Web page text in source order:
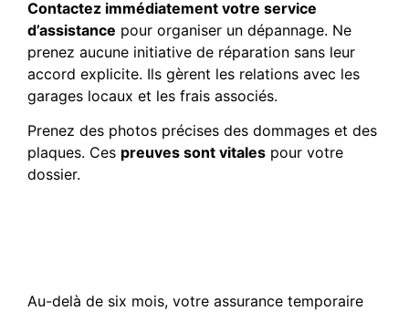
Contactez immédiatement votre service
d’assistance pour organiser un dépannage. Ne
prenez aucune initiative de réparation sans leur
accord explicite. Ils gèrent les relations avec les
garages locaux et les frais associés.
Prenez des photos précises des dommages et des
plaques. Ces preuves sont vitales pour votre
dossier.
Au-delà de six mois, votre assurance temporaire